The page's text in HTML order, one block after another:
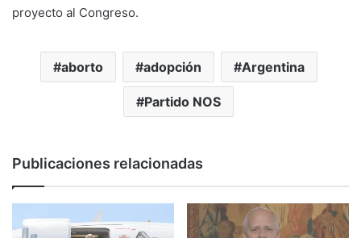
proyecto al Congreso.
aborto adopción Argentina
Partido NOS
Publicaciones relacionadas